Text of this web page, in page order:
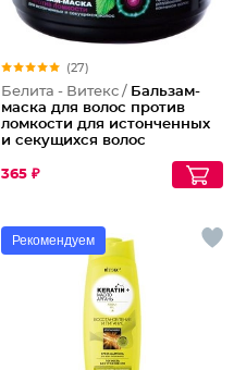
(27)
Белита - Витекс / Бальзам-
маска для волос против
ломкости для истонченных
и секущихся волос
365 ₽
Рекомендуем